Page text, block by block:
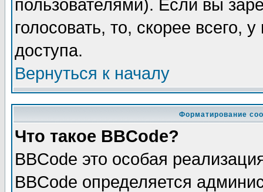
пользователями). Если вы
голосовать, то, скорее всего,
доступа.
Вернуться к началу
Форматирование
Что такое BBCode?
BBCode это особая
BBCode определяется